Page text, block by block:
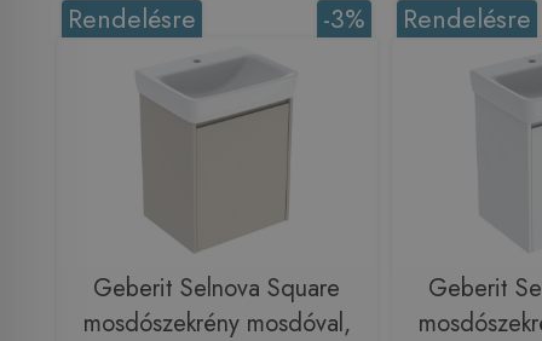
-3%
Rendelésre
Geberit Selnova Square
mosdószekrény mosdóval,
Rendelésre
Geberit